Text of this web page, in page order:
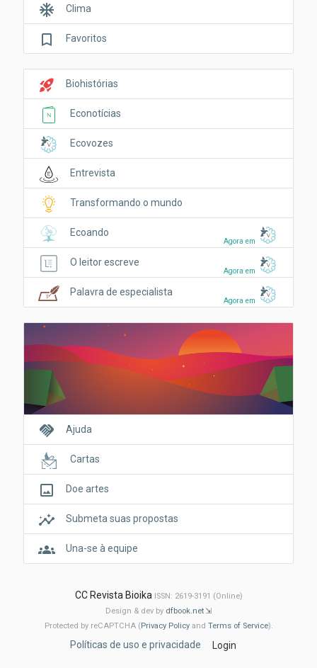
ac_unit Clima
bookmark_border Favoritos
rocket_launch Biohistórias
Econotícias
Ecovozes
Entrevista
Transformando o mundo
Agora em
Ecoando
Agora em
O leitor escreve
Agora em
Palavra de especialista
handshake Ajuda
Cartas
crop_original Doe artes
insights Submeta suas propostas
groups Una-se à equipe
CC Revista Bioika ISSN: 2619-3191 (Online)
Design & dev by dfbook.net
Protected by reCAPTCHA (Privacy Policyand Terms of Service).
Políticas de uso e privacidade Login